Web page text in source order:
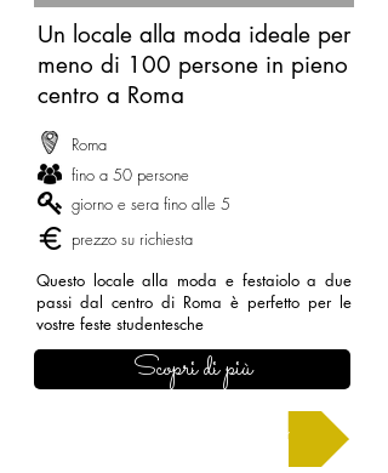
Un locale alla moda ideale per
meno di 100 persone in pieno
centro a Roma
Roma
fino a 50 persone
giorno e sera fino alle 5
prezzo su richiesta
Questo locale alla moda e festaiolo a due
passi dal centro di Roma è perfetto per le
vostre feste studentesche
Scopri di più